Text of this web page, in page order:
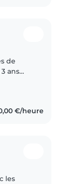
de
ans
et à
Étant..
€/heure
les